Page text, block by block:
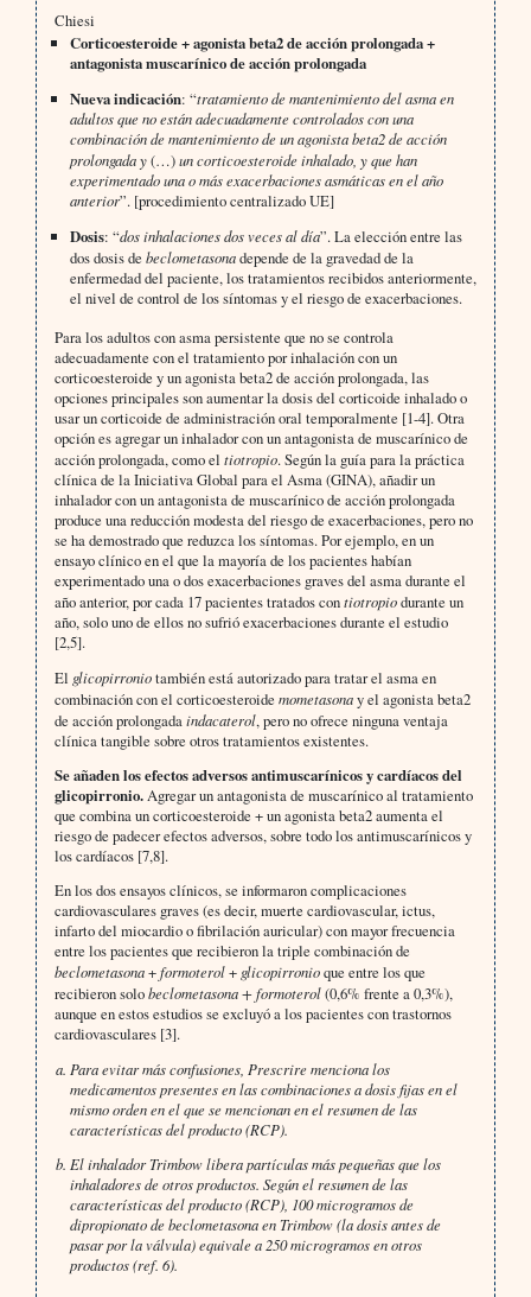
Chiesi
Corticoesteroide + agonista beta2 de acción prolongada +
antagonista muscarínico de acción prolongada
Nueva indicación: “tratamiento de mantenimiento del asma en
adultos que no están adecuadamente controlados con una
combinación de mantenimiento de un agonista beta2 de acción
prolongada y(…)un corticoesteroide inhalado, y que han
experimentado una o más exacerbaciones asmáticas en el año
anterior”. [procedimiento centralizado UE]
Dosis: “dos inhalaciones dos veces al día”. La elección entre las
dos dosis debeclometasonadepende de la gravedad de la
enfermedad del paciente, los tratamientos recibidos anteriormente,
el nivel de control de los síntomas y el riesgo de exacerbaciones.
Para los adultos con asma persistente que no se controla
adecuadamente con el tratamiento por inhalación con un
corticoesteroide y un agonista beta2 de acción prolongada, las
opciones principales son aumentar la dosis del corticoide inhalado o
usar un corticoide de administración oral temporalmente [1-4]. Otra
opción es agregar un inhalador con un antagonista de muscarínico de
acción prolongada, como el tiotropio. Según la guía para la práctica
clínica de la Iniciativa Global para el Asma (GINA), añadir un
inhalador con un antagonista de muscarínico de acción prolongada
produce una reducción modesta del riesgo de exacerbaciones, pero no
se ha demostrado que reduzca los síntomas. Por ejemplo, en un
ensayo clínico en el que la mayoría de los pacientes habían
experimentado una o dos exacerbaciones graves del asma durante el
año anterior, por cada 17 pacientes tratados contiotropiodurante un
año, solo uno de ellos no sufrió exacerbaciones durante el estudio
[2,5].
El glicopirroniotambién está autorizado para tratar el asma en
combinación con el corticoesteroide mometasonay el agonista beta2
de acción prolongadaindacaterol, pero no ofrece ninguna ventaja
clínica tangible sobre otros tratamientos existentes.
Se añaden los efectos adversos antimuscarínicos y cardíacos del
glicopirronio.Agregar un antagonista de muscarínico al tratamiento
que combina un corticoesteroide + un agonista beta2 aumenta el
riesgo de padecer efectos adversos, sobre todo los antimuscarínicos y
los cardíacos [7,8].
En los dos ensayos clínicos, se informaron complicaciones
cardiovasculares graves (es decir, muerte cardiovascular, ictus,
infarto del miocardio o fibrilación auricular) con mayor frecuencia
entre los pacientes que recibieron la triple combinación de
beclometasona+formoterol+ glicopirronioque entre los que
recibieron solobeclometasona + formoterol(0,6% frente a 0,3%),
aunque en estos estudios se excluyó a los pacientes con trastornos
cardiovasculares [3].
Para evitar más confusiones, Prescrire menciona los
medicamentos presentes en las combinaciones a dosis fijas en el
mismo orden en el que se mencionan en el resumen de las
características del producto (RCP).
El inhalador Trimbow libera partículas más pequeñas que los
inhaladores de otros productos. Según el resumen de las
características del producto (RCP), 100 microgramos de
dipropionato de beclometasona en Trimbow (la dosis antes de
pasar por la válvula) equivale a 250 microgramos en otros
productos (ref. 6).